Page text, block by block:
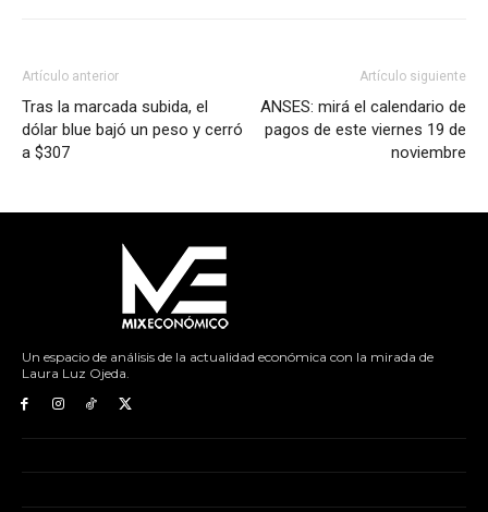
Artículo anterior
Tras la marcada subida, el
dólar blue bajó un peso y cerró
a $307
Artículo siguiente
ANSES: mirá el calendario de
pagos de este viernes 19 de
noviembre
Un espacio de análisis de la actualidad económica con la mirada de
Laura Luz Ojeda.